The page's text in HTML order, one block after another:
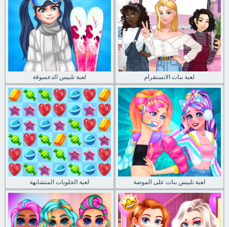
لعبة تلبيس الدعسوقة لعبة بنات الانستقرام
لعبة الحلويات المتشابهة لعبة تلبيس بنات على الموضة